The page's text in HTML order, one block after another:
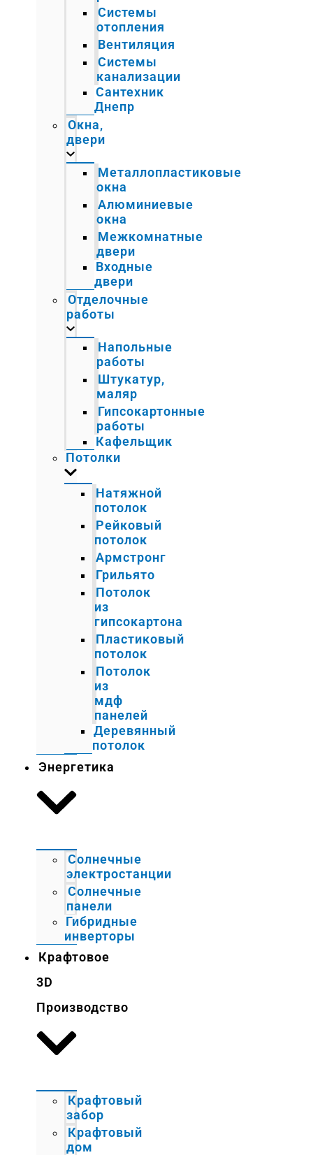
Системы
отопления
Вентиляция
Системы
канализации
Сантехник
Днепр
Окна,
двери
Металлопластиковые
окна
Алюминиевые
окна
Межкомнатные
двери
Входные
двери
Отделочные
работы
Напольные
работы
Штукатур,
маляр
Гипсокартонные
работы
Кафельщик
Потолки
Натяжной
потолок
Рейковый
потолок
Армстронг
Грильято
Потолок
из
гипсокартона
Пластиковый
потолок
Потолок
из
мдф
панелей
Деревянный
потолок
Энергетика
Солнечные
электростанции
Солнечные
панели
Гибридные
инверторы
Крафтовое
3D
Производство
Крафтовый
забор
Крафтовый
дом